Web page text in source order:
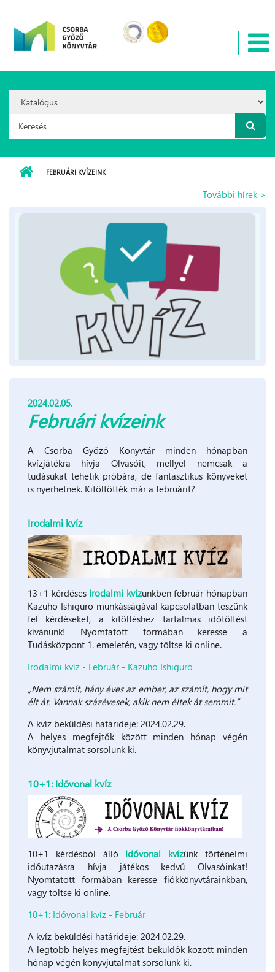
Option:
Keresés űrlap
FEBRUÁRI KVÍZEINK
További hírek >
2024.02.05.
Februári kvízeink
A Csorba Győző Könyvtár minden hónapban
kvízjátékra hívja Olvasóit, mellyel nemcsak a
tudásukat tehetik próbára, de fantasztikus könyveket
is nyerhetnek. Kitöltötték már a februárit?
Irodalmi kvíz
13+1 kérdéses Irodalmi kvízünkben február hónapban
Kazuho Ishiguro munkásságával kapcsolatban teszünk
fel kérdéseket, a kitöltéshez tartalmas időtöltést
kívánunk! Nyomtatott formában keresse a
Tudásközpont 1. emeletén, vagy töltse ki online.
Irodalmi kvíz - Február - Kazuho Ishiguro
„Nem számít, hány éves az ember, az számít, hogy mit
élt át. Vannak százévesek, akik nem éltek át semmit.”
A kvíz beküldési határideje: 2024.02.29.
A helyes megfejtők között minden hónap végén
könyvjutalmat sorsolunk ki.
10+1: Idővonal kvíz
10+1 kérdésből álló Idővonal kvízünk történelmi
időutazásra hívja játékos kedvű Olvasóinkat!
Nyomtatott formában keresse fiókkönyvtárainkban,
vagy töltse ki online.
10+1: Idővonal kvíz - Február
A kvíz beküldési határideje: 2024.02.29.
A legtöbb helyes megfejtést beküldők között minden
hónap végén könyvjutalmat sorsolunk ki.